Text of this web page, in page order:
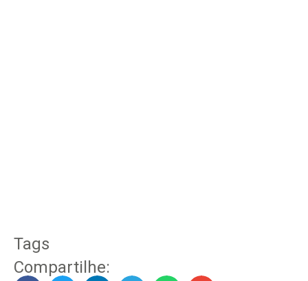
Tags
Compartilhe: